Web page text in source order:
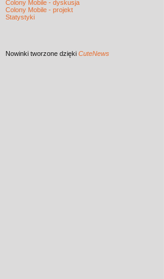
Colony Mobile - dyskusja
Colony Mobile - projekt
Statystyki
Nowinki tworzone dzięki CuteNews